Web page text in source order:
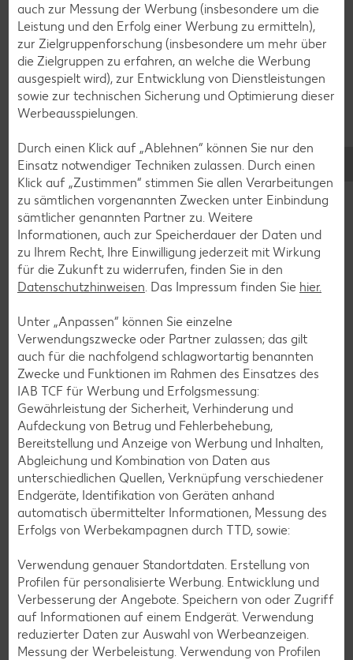
Torten-Rezepte
Eis-Rezepte
Pfannkuchen-Rezepte
Plätzchen-Rezepte
Smoothie-Rezepte
Bowle-Rezepte
Cocktail-Rezepte
Avocado-Rezepte
Erdbeer-Rezepte
Blaubeer-Rezepte
Zurück zu allen Rezepten
auch zur Messung der Werbung (insbesondere um die
Leistung und den Erfolg einer Werbung zu ermitteln),
zur Zielgruppenforschung (insbesondere um mehr über
die Zielgruppen zu erfahren, an welche die Werbung
ausgespielt wird), zur Entwicklung von Dienstleistungen
sowie zur technischen Sicherung und Optimierung dieser
Werbeausspielungen.
Durch einen Klick auf „Ablehnen“ können Sie nur den
Einsatz notwendiger Techniken zulassen. Durch einen
Klick auf „Zustimmen“ stimmen Sie allen Verarbeitungen
zu sämtlichen vorgenannten Zwecken unter Einbindung
sämtlicher genannten Partner zu. Weitere
Informationen, auch zur Speicherdauer der Daten und
zu Ihrem Recht, Ihre Einwilligung jederzeit mit Wirkung
für die Zukunft zu widerrufen, finden Sie in den
Datenschutzhinweisen . Das Impressum finden Sie hier.
Unter „Anpassen“ können Sie einzelne
Verwendungszwecke oder Partner zulassen; das gilt
auch für die nachfolgend schlagwortartig benannten
Zwecke und Funktionen im Rahmen des Einsatzes des
IAB TCF für Werbung und Erfolgsmessung:
Gewährleistung der Sicherheit, Verhinderung und
Aufdeckung von Betrug und Fehlerbehebung,
Bereitstellung und Anzeige von Werbung und Inhalten,
Abgleichung und Kombination von Daten aus
unterschiedlichen Quellen, Verknüpfung verschiedener
Endgeräte, Identifikation von Geräten anhand
automatisch übermittelter Informationen, Messung des
Erfolgs von Werbekampagnen durch TTD, sowie:
Verwendung genauer Standortdaten. Erstellung von
Profilen für personalisierte Werbung. Entwicklung und
Verbesserung der Angebote. Speichern von oder Zugriff
auf Informationen auf einem Endgerät. Verwendung
reduzierter Daten zur Auswahl von Werbeanzeigen.
Messung der Werbeleistung. Verwendung von Profilen